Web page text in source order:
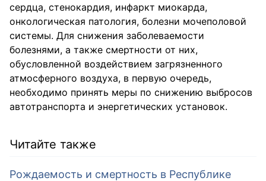
сердца, стенокардия, инфаркт миокарда,
онкологическая патология, болезни мочеполовой
системы. Для снижения заболеваемости
болезнями, а также смертности от них,
обусловленной воздействием загрязненного
атмосферного воздуха, в первую очередь,
необходимо принять меры по снижению выбросов
автотранспорта и энергетических установок.
Читайте также
Рождаемость и смертность в Республике